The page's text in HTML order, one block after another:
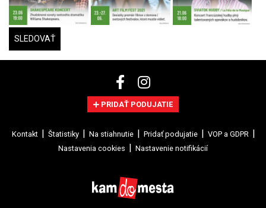
SLEDOVAŤ
PRIDAŤ PODUJATIE
Kontakt Štatistiky Na stiahnutie Pridať podujatie
VOP a GDPR
Nastavenia cookies
Nastavenie notifikácií